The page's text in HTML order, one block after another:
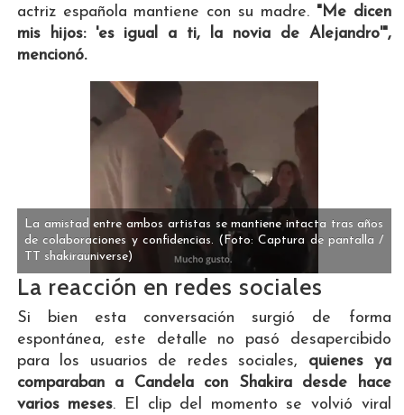
actriz española mantiene con su madre. "Me dicen
mis hijos: 'es igual a ti, la novia de Alejandro'",
mencionó.
La amistad entre ambos artistas se mantiene intacta tras años
de colaboraciones y confidencias. (Foto: Captura de pantalla /
TT shakirauniverse)
La reacción en redes sociales
Si bien esta conversación surgió de forma
espontánea, este detalle no pasó desapercibido
para los usuarios de redes sociales, quienes ya
comparaban a Candela con Shakira desde hace
varios meses. El clip del momento se volvió viral